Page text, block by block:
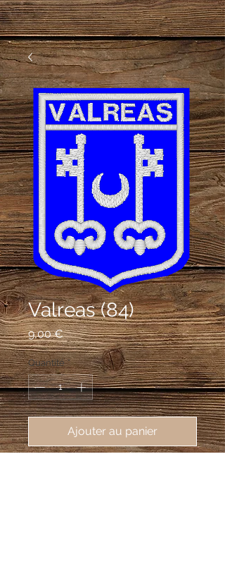
Valreas (84)
9,00 €Prix
Quantité *
Ajouter au panier